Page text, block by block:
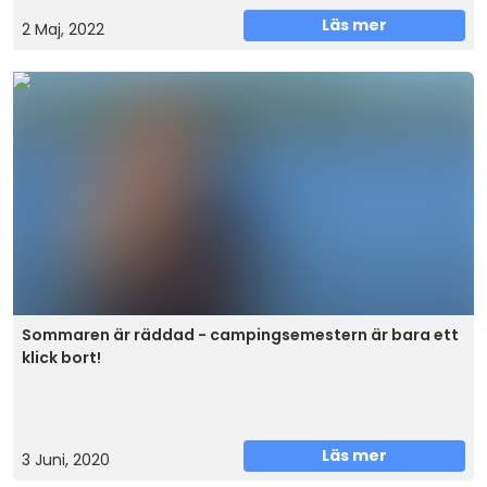
2 Maj, 2022 Läs mer
Sommaren är räddad - campingsemestern är bara ett
klick bort!
3 Juni, 2020 Läs mer